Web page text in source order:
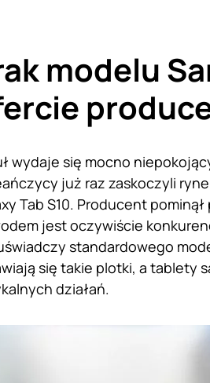
modelu
wydaje się mocno
już raz zaskoczyli
Tab S10. Producent
jest oczywiście
standardowego
się takie plotki, a tablety
działań.